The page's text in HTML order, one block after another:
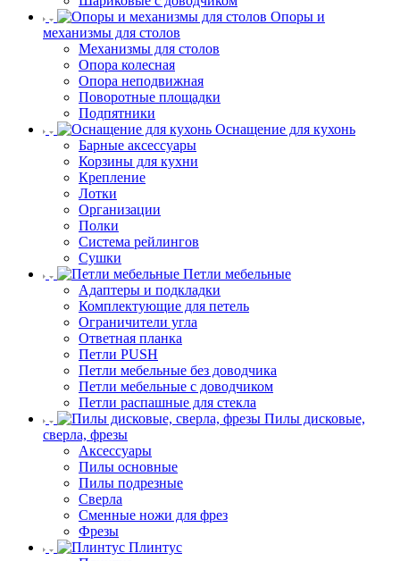
Опоры и
механизмы для столов
Механизмы для столов
Опора колесная
Опора неподвижная
Поворотные площадки
Подпятники
Оснащение для кухонь
Барные аксессуары
Корзины для кухни
Крепление
Лотки
Организации
Полки
Система рейлингов
Сушки
Петли мебельные
Адаптеры и подкладки
Комплектующие для петель
Ограничители угла
Ответная планка
Петли PUSH
Петли мебельные без доводчика
Петли мебельные с доводчиком
Петли распашные для стекла
Пилы дисковые,
сверла, фрезы
Аксессуары
Пилы основные
Пилы подрезные
Сверла
Сменные ножи для фрез
Фрезы
Плинтус